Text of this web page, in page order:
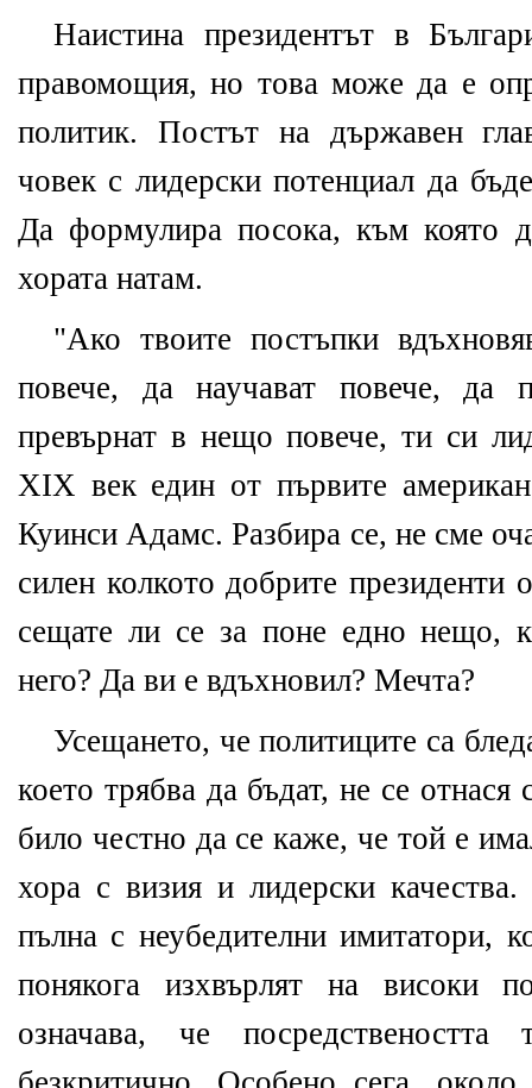
Наистина президентът в
правомощия, но това може да е
политик. Постът на държавен
човек с лидерски потенциал да
Да формулира посока, към която
хората натам.
"Ако твоите постъпки
повече, да научават повече, да
превърнат в нещо повече, ти си
XIX век един от първите
Куинси Адамс. Разбира се, не сме
силен колкото добрите президенти
сещате ли се за поне едно нещо,
него? Да ви е вдъхновил? Мечта?
Усещането, че политиците са
което трябва да бъдат, не се
било честно да се каже, че той е
хора с визия и лидерски качества.
пълна с неубедителни имитатори,
понякога изхвърлят на високи
означава, че